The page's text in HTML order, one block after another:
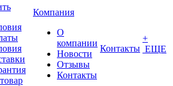
Компания
О
компании
Новости
Отзывы
Контакты
Контакты
+
ЕЩЕ